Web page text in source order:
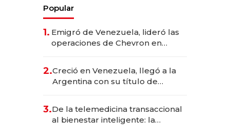
Popular
1. Emigró de Venezuela, lideró las
operaciones de Chevron en
2.Creció en Venezuela, llegó a la
Argentina con su título de
las marcas "fast premium"
3.De la telemedicina transaccional
al bienestar inteligente: la